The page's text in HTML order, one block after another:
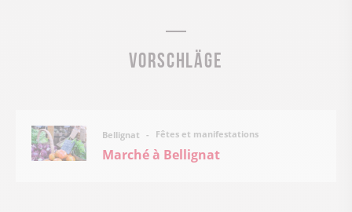
Vorschläge
Bellignat Fêtes et manifestations
Marché à Bellignat